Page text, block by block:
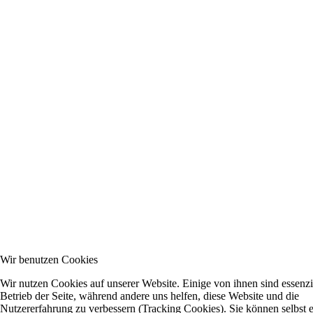
Wir benutzen Cookies
Wir nutzen Cookies auf unserer Website. Einige von ihnen sind
Betrieb der Seite, während andere uns helfen, diese Website und die
Nutzererfahrung zu verbessern (Tracking Cookies). Sie können selbst